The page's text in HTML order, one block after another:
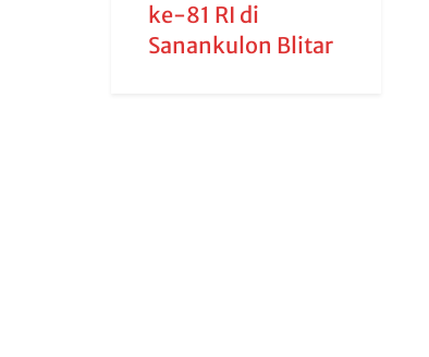
ke-81 RI di
Sanankulon Blitar